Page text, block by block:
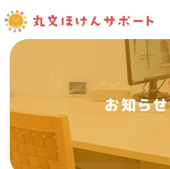
内容をスキップ
お知らせ